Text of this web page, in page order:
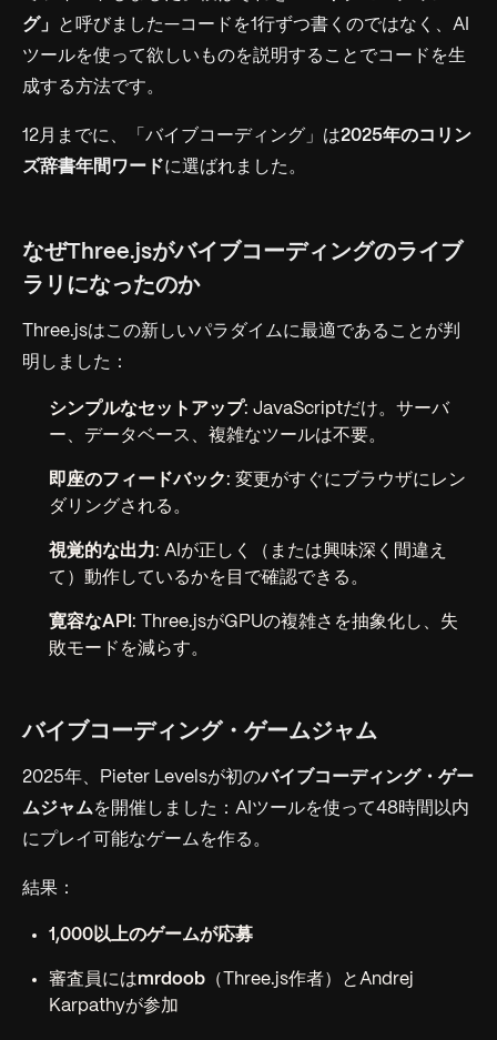
グ」
と呼びました—コードを1行ずつ書くのではなく、AI
ツールを使って欲しいものを説明することでコードを生
成する方法です。
12月までに、「バイブコーディング」は2025年のコリン
ズ辞書年間ワードに選ばれました。
なぜThree.jsがバイブコーディングのライブ
ラリになったのか
Three.jsはこの新しいパラダイムに最適であることが判
明しました：
シンプルなセットアップ: JavaScriptだけ。サーバ
ー、データベース、複雑なツールは不要。
即座のフィードバック : 変更がすぐにブラウザにレン
ダリングされる。
視覚的な出力: AIが正しく（または興味深く間違え
て）動作しているかを目で確認できる。
寛容なAPI : Three.jsがGPUの複雑さを抽象化し、失
敗モードを減らす。
バイブコーディング・ゲームジャム
2025年、Pieter Levelsが初のバイブコーディング・ゲー
ムジャム を開催しました：AIツールを使って48時間以内
にプレイ可能なゲームを作る。
結果：
1,000以上のゲームが応募
審査員にはmrdoob （Three.js作者）とAndrej
Karpathyが参加